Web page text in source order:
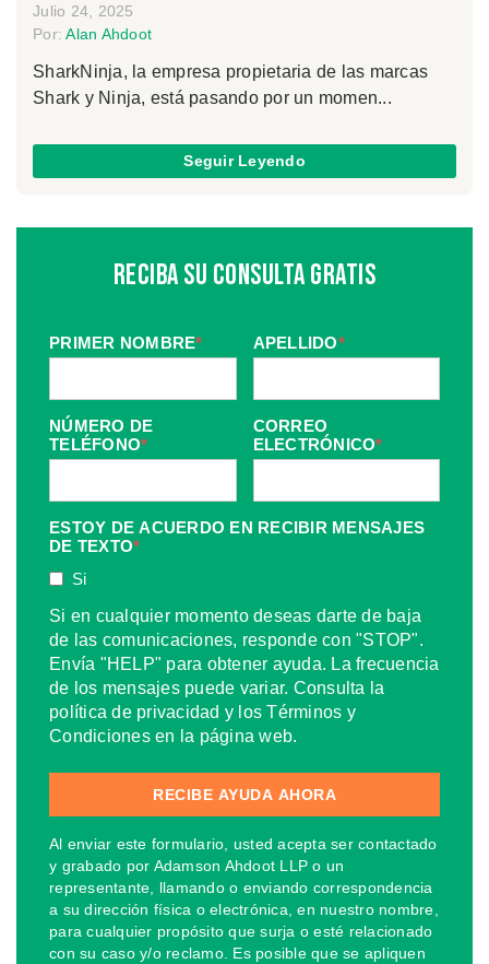
Julio 24, 2025
Por:Alan Ahdoot
SharkNinja, la empresa propietaria de las marcas
Shark y Ninja, está pasando por un momen...
Seguir Leyendo
Reciba Su Consulta Gratis
PRIMER NOMBRE* APELLIDO*
NÚMERO DE
TELÉFONO*
CORREO
ELECTRÓNICO*
ESTOY DE ACUERDO EN RECIBIR MENSAJES
DE TEXTO*
Si
Si en cualquier momento deseas darte de baja
de las comunicaciones, responde con "STOP".
Envía "HELP" para obtener ayuda. La frecuencia
de los mensajes puede variar. Consulta la
política de privacidad y los Términos y
Condiciones en la página web.
Al enviar este formulario, usted acepta ser contactado
y grabado por Adamson Ahdoot LLP o un
representante, llamando o enviando correspondencia
a su dirección física o electrónica, en nuestro nombre,
para cualquier propósito que surja o esté relacionado
con su caso y/o reclamo. Es posible que se apliquen